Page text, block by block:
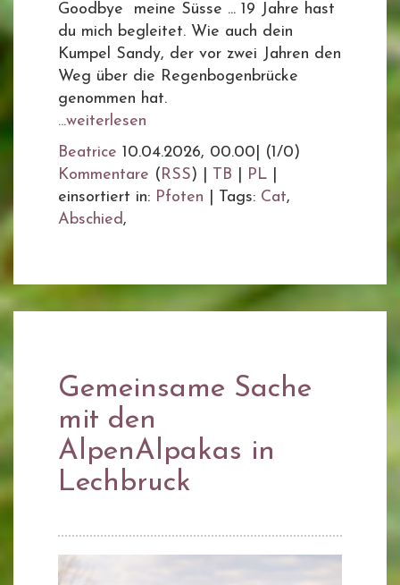
Goodbye meine Süsse ... 19 Jahre hast
du mich begleitet. Wie auch dein
Kumpel Sandy, der vor zwei Jahren den
Weg über die Regenbogenbrücke
genommen hat.
...weiterlesen
Beatrice 10.04.2026, 00.00
(1/0)
Kommentare ( RSS) | TB PL
einsortiert in: Pfoten Tags: Cat,
Abschied,
Gemeinsame Sache
mit den
AlpenAlpakas in
Lechbruck